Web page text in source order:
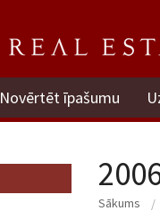
Novērtēt īpašumu
Sākums